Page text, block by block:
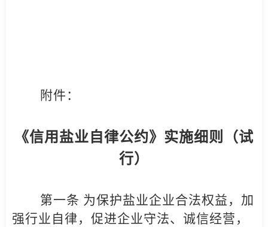
附件：
《信用盐业自律公约》实施细则（试
行）
第一条 为保护盐业企业合法权益，加
强行业自律，促进企业守法、诚信经营，